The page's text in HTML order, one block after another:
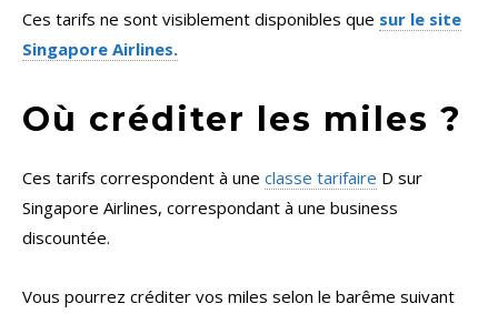
Ces tarifs ne sont visiblement disponibles que sur le site
Singapore Airlines.
Où créditer les miles ?
Ces tarifs correspondent à une classe tarifaire D sur
Singapore Airlines, correspondant à une business
discountée.
Vous pourrez créditer vos miles selon le barême suivant